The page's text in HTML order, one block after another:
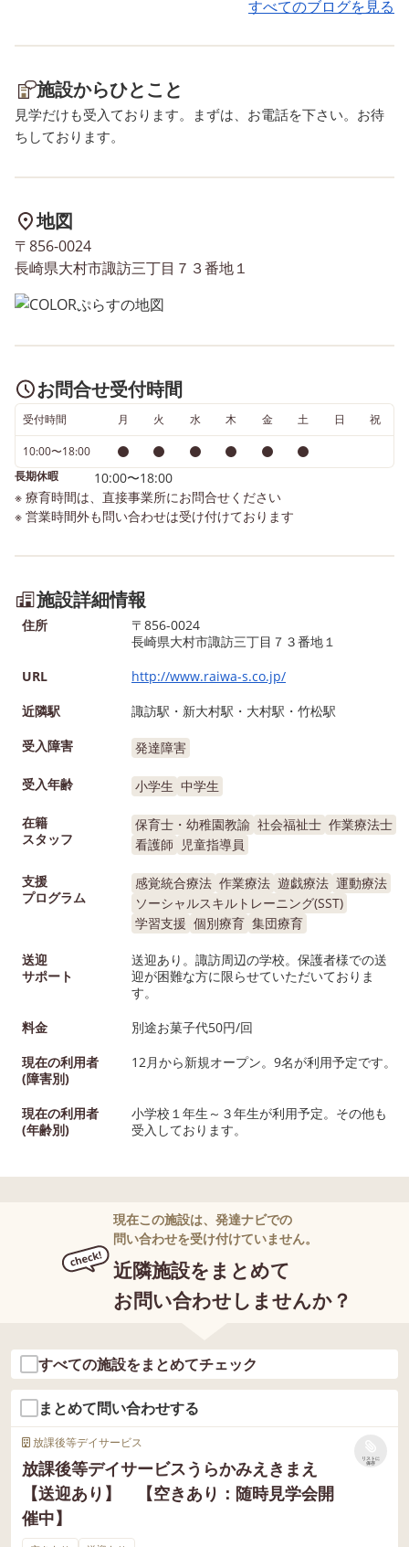
行います。
すべてのブログを見る
施設からひとこと
見学だけも受入ております。まずは、お電話を下さい。お待
ちしております。
地図
〒856-0024
長崎県大村市諏訪三丁目７３番地１
お問合せ受付時間
受付時間 月 火 水 木 金 土 日 祝
10:00〜18:00
長期休暇
10:00〜18:00
※ 療育時間は、直接事業所にお問合せください
※ 営業時間外も問い合わせは受け付けております
施設詳細情報
住所
〒856-0024
長崎県大村市諏訪三丁目７３番地１
URL
http://www.raiwa-s.co.jp/
近隣駅
諏訪駅・新大村駅・大村駅・竹松駅
受入障害
発達障害
受入年齢 小学生 中学生
在籍
スタッフ
保育士・幼稚園教諭 社会福祉士 作業療法士
看護師 児童指導員
支援
プログラム
感覚統合療法 作業療法 遊戯療法 運動療法
ソーシャルスキルトレーニング(SST)
学習支援 個別療育 集団療育
送迎
サポート
送迎あり。諏訪周辺の学校。保護者様での送
迎が困難な方に限らせていただいておりま
す。
料金
別途お菓子代50円/回
現在の利用者
(障害別)
12月から新規オープン。9名が利用予定です。
現在の利用者
(年齢別)
小学校１年生～３年生が利用予定。その他も
受入しております。
現在この施設は、発達ナビでの
問い合わせを受け付けていません。
近隣施設をまとめて
お問い合わせしませんか？
すべての施設をまとめてチェック
まとめて問い合わせする
放課後等デイサービス
放課後等デイサービスうらかみえきまえ
【送迎あり】 【空きあり：随時見学会開
催中】
リストに
保存